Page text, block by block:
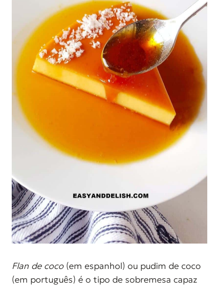
Flan de coco(em espanhol) ou pudim de coco
(em português) é o tipo de sobremesa capaz